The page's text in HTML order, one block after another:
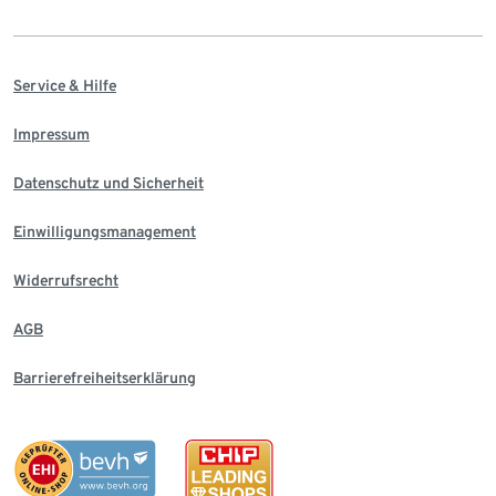
Service & Hilfe
Impressum
Datenschutz und Sicherheit
Einwilligungsmanagement
Widerrufsrecht
AGB
Barrierefreiheitserklärung